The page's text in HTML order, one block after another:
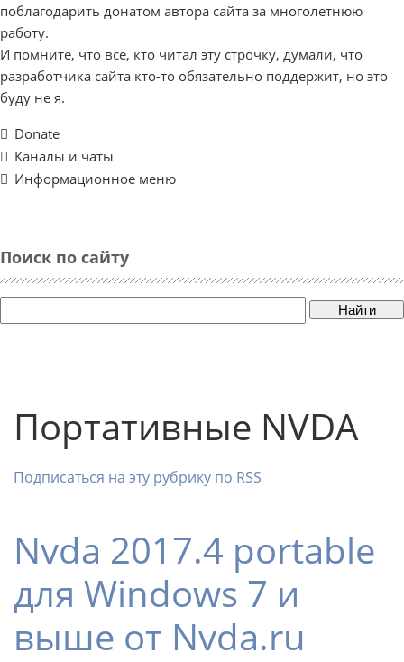
поблагодарить донатом автора сайта за многолетнюю
работу.
И помните, что все, кто читал эту строчку, думали, что
разработчика сайта кто-то обязательно поддержит, но это
буду не я.
Donate
Каналы и чаты
Информационное меню
Поиск по сайту
Найти
Портативные NVDA
Подписаться на эту рубрику по RSS
Nvda 2017.4 portable
для Windows 7 и
выше от Nvda.ru